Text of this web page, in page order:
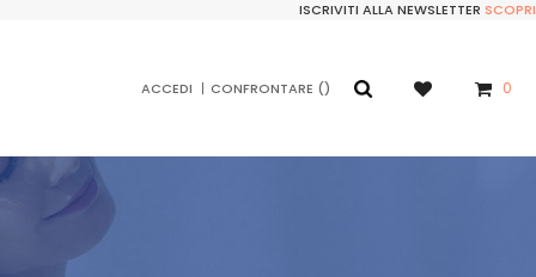
ISCRIVITI ALLA NEWSLETTER SCOPRI
ACCEDI CONFRONTARE 0